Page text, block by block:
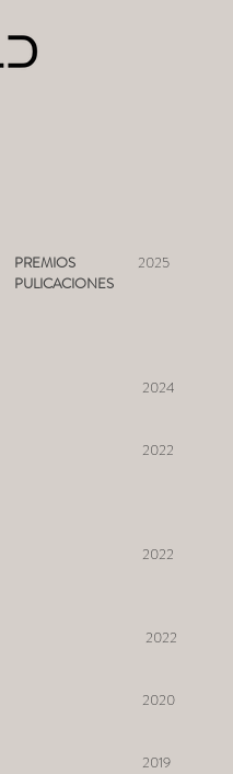
PREMIOS
2025
PULICACIONES
​ 2024
2022
2022
2022
​ 2020
2019